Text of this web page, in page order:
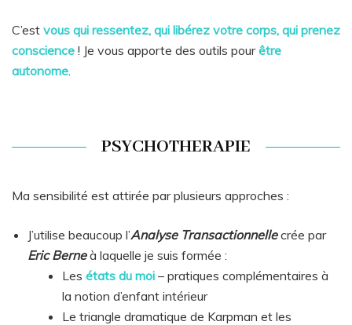
C’est vous qui ressentez, qui libérez votre corps, qui prenez
conscience ! Je vous apporte des outils pourêtre
autonome
PSYCHOTHERAPIE
Ma sensibilité est attirée par plusieurs approches :
J’utilise beaucoup l’Analyse Transactionnellecrée par
Eric Berneà laquelle je suis formée :
Les états du moi – pratiques complémentaires à
la notion d’enfant intérieur
Le triangle dramatique de Karpman et les